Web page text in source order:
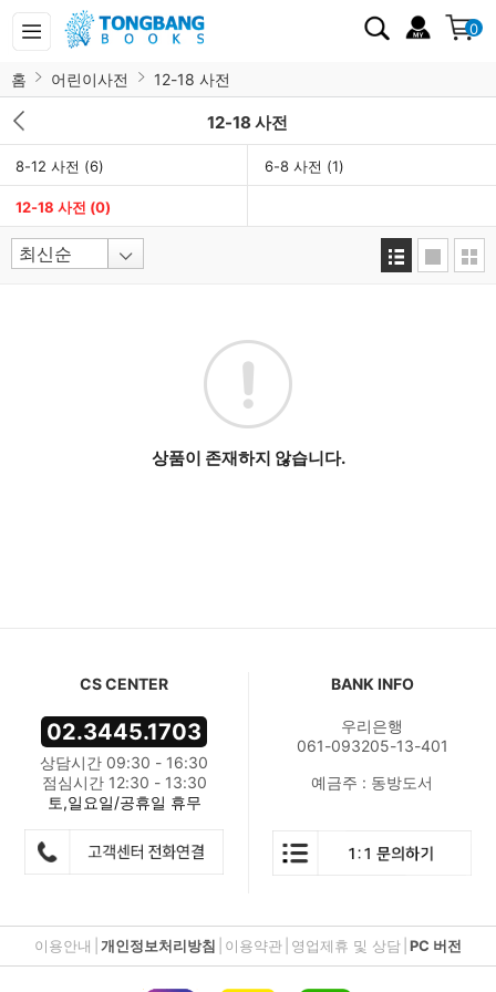
0
홈 어린이사전 12-18 사전
12-18 사전
8-12 사전 (6) 6-8 사전 (1)
12-18 사전 (0)
상품이 존재하지 않습니다.
CS CENTER
02.3445.1703
상담시간 09:30 - 16:30
점심시간 12:30 - 13:30
토,일요일/공휴일 휴무
BANK INFO
우리은행
061-093205-13-401
예금주 : 동방도서
이용안내 개인정보처리방침 이용약관 영업제휴 및 상담 PC 버전